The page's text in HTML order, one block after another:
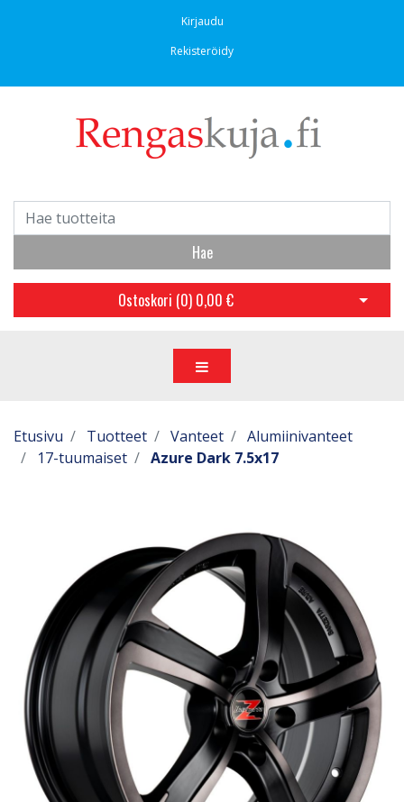
Kirjaudu
Rekisteröidy
Hae
Ostoskori (0) 0,00 € Avaa
Etusivu Tuotteet Vanteet
Alumiinivanteet
17-tuumaiset
Azure Dark 7.5x17